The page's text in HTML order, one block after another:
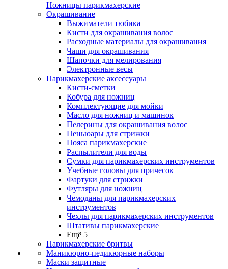
Ножницы парикмахерские
Окрашивание
Выжиматели тюбика
Кисти для окрашивания волос
Расходные материалы для окрашивания
Чаши для окрашивания
Шапочки для мелирования
Электронные весы
Парикмахерские аксессуары
Кисти-сметки
Кобура для ножниц
Комплектующие для мойки
Масло для ножниц и машинок
Пелерины для окрашивания волос
Пеньюары для стрижки
Пояса парикмахерские
Распылители для воды
Сумки для парикмахерских инструментов
Учебные головы для причесок
Фартуки для стрижки
Футляры для ножниц
Чемоданы для парикмахерских
инструментов
Чехлы для парикмахерских инструментов
Штативы парикмахерские
Ещё 5
Парикмахерские бритвы
Маникюрно-педикюрные наборы
Маски защитные